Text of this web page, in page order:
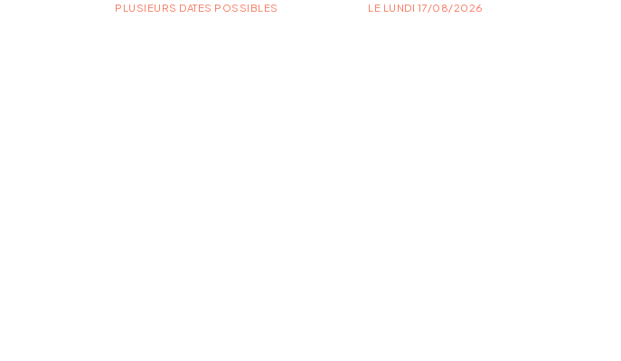
PLUSIEURS DATES POSSIBLES LE LUNDI 17/08/2026